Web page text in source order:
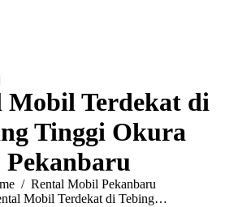
Mobil Terdekat di
Tinggi Okura
Pekanbaru
Rental Mobil Pekanbaru
Mobil Terdekat di Tebing…